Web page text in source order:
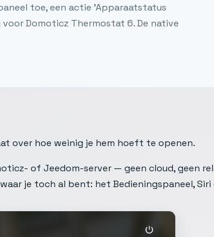
toe, een actie 'Apparaatstatus
Domoticz Thermostat 6. De native
over hoe weinig je hem hoeft te openen.
of Jeedom-server — geen cloud, geen
je toch al bent: het Bedieningspaneel,